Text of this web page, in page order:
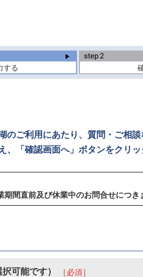
する
step2
のご利用にあたり、質問・ご相
、「確認画面へ」ボタンをクリッ
期間直前及び休業中のお問合せにつ
可能です） ［必須］